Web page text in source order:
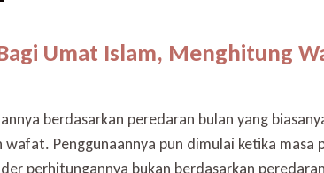
Umat Islam, Menghitung
berdasarkan peredaran bulan yang
Penggunaannya pun dimulai ketika
perhitungannya bukan berdasarkan